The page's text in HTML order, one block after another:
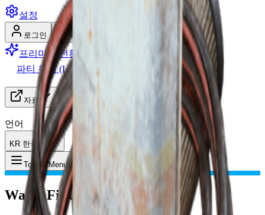
설정
로그인 회원가입
프리미엄 전환
파티 찾기 (LFG)
자료
언어
KR 한국어
Toggle Menu 아이템 Water Filter
Water Filter